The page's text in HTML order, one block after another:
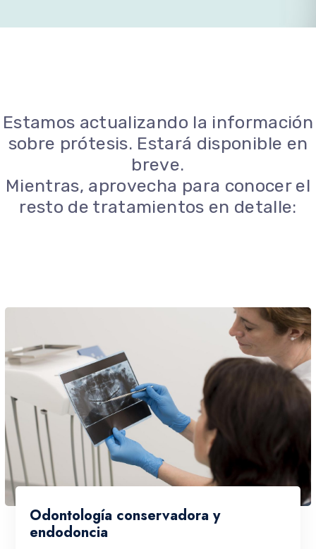
Estamos actualizando la información
sobre prótesis. Estará disponible en
breve.
Mientras, aprovecha para conocer el
resto de tratamientos en detalle:
Odontología conservadora y
endodoncia